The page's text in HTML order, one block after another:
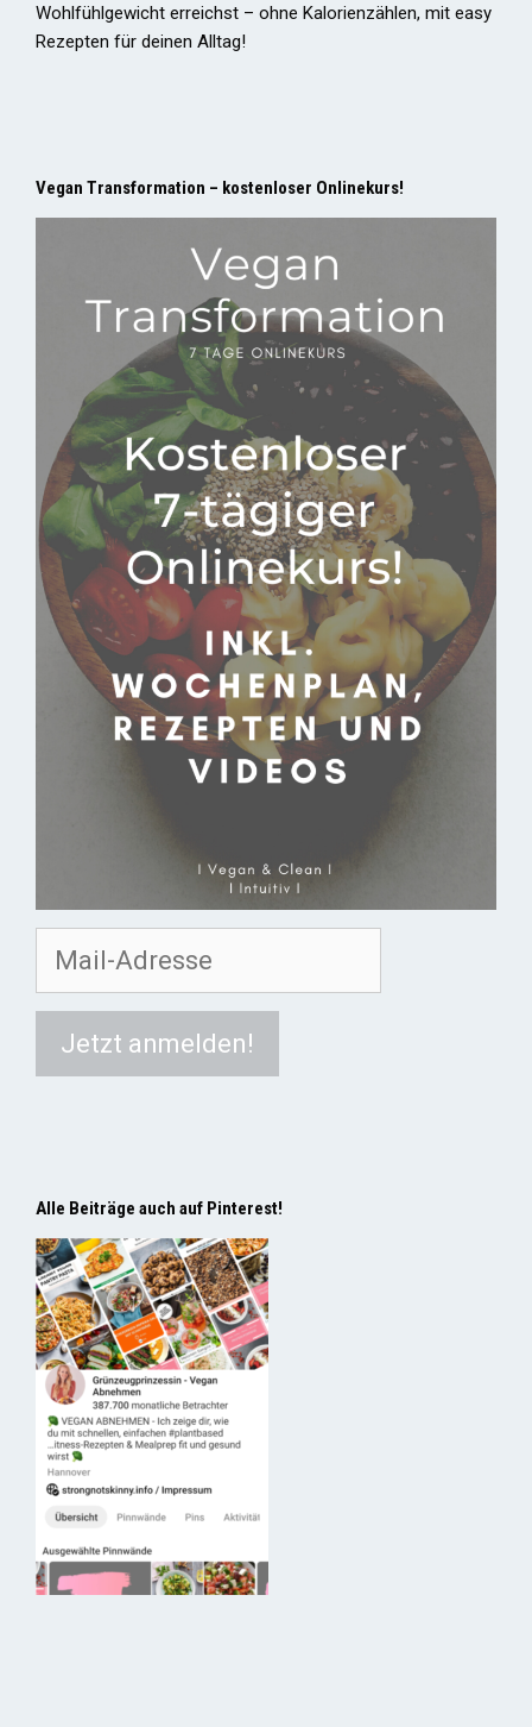
Wohlfühlgewicht erreichst – ohne Kalorienzählen, mit easy
Rezepten für deinen Alltag!
Vegan Transformation – kostenloser Onlinekurs!
Alle Beiträge auch auf Pinterest!